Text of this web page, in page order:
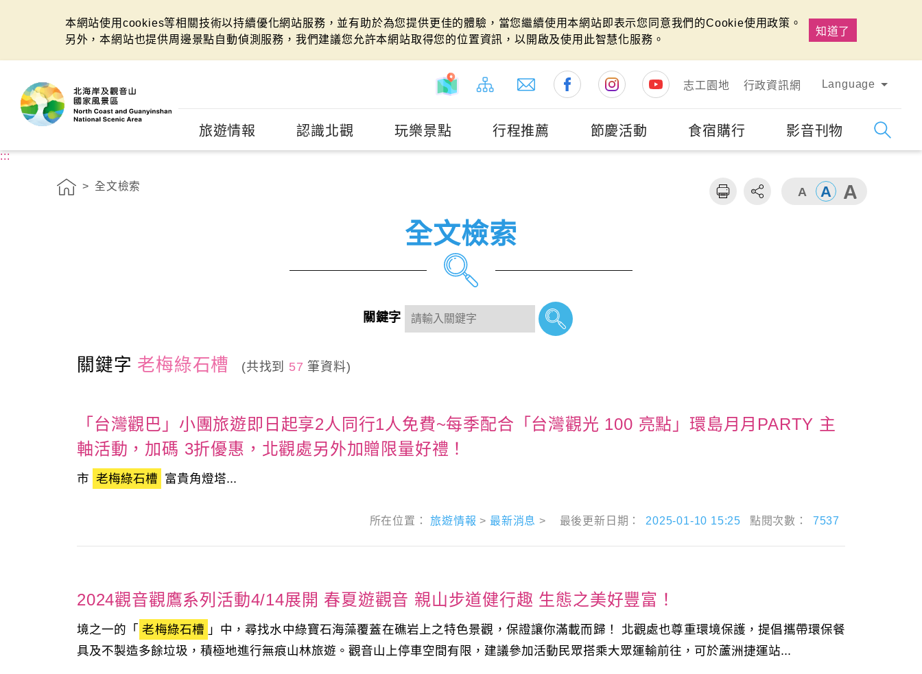
本網站使用cookies等相關技術以持續優化網站服務，並有助於為您提供更佳的體驗，當您繼續使用本網站即表示您同意我們的Cookie使用政策。
另外，本網站也提供周邊景點自動偵測服務，我們建議您允許本網站取得您的位置資訊，以開啟及使用此智慧化服務。
知道了
志工園地
行政資訊網 Language
旅遊情報 認識北觀 玩樂景點 行程推薦 節慶活動 食宿購行 影音刊物
:::
全文檢索
全文檢索
關鍵字
關鍵字 老梅綠石槽 (共找到 57 筆資料)
「台灣觀巴」小團旅遊即日起享2人同行1人免費~每季配合「台灣觀光 100 亮點」環島月月PARTY 主
軸活動，加碼 3折優惠，北觀處另外加贈限量好禮！
市 老梅綠石槽 富貴角燈塔...
所在位置：旅遊情報 > 最新消息 > 最後更新日期： 2025-01-10 15:25 點閱次數： 7537
2024觀音觀鷹系列活動4/14展開 春夏遊觀音 親山步道健行趣 生態之美好豐富！
境之一的「 老梅綠石槽 」中，尋找水中綠寶石海藻覆蓋在礁岩上之特色景觀，保證讓你滿載而歸！ 北觀處也尊重環境保護，提倡攜帶環保餐
具及不製造多餘垃圾，積極地進行無痕山林旅遊。觀音山上停車空間有限，建議參加活動民眾搭乘大眾運輸前往，可於蘆洲捷運站...